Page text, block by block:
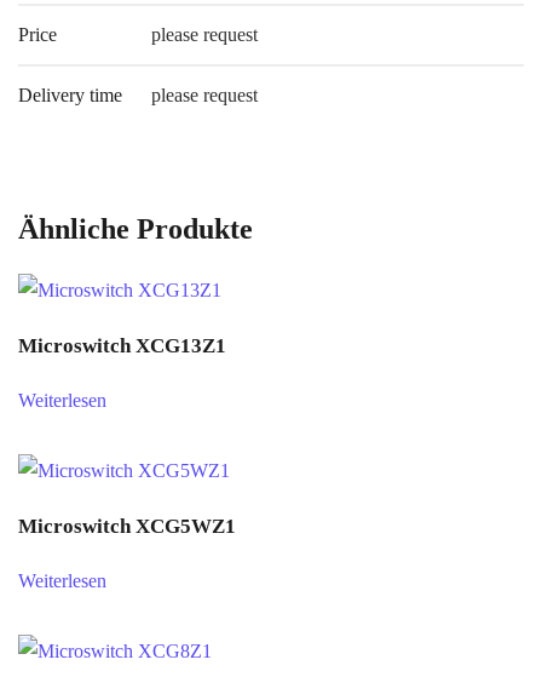
Price please request
Delivery time please request
Ähnliche Produkte
Microswitch XCG13Z1
Weiterlesen
Microswitch XCG5WZ1
Weiterlesen